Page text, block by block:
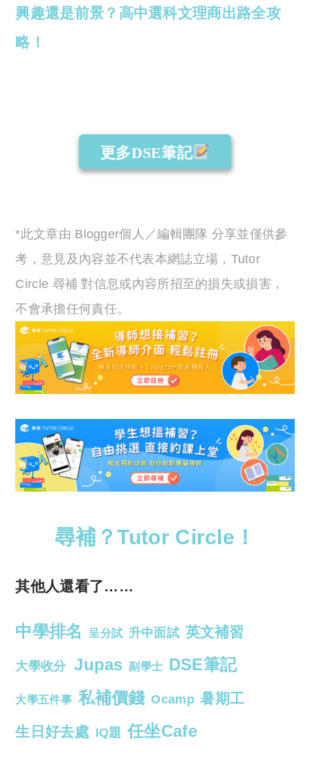
興趣還是前景？高中選科文理商出路全攻
略！
更多DSE筆記
*此文章由 Blogger個人／編輯團隊 分享並僅供參
考，意見及內容並不代表本網誌立場，Tutor
Circle 尋補 對信息或內容所招至的損失或損害，
不會承擔任何責任。
尋補？Tutor Circle！
其他人還看了……
中學排名 呈分試 升中面試 英文補習
大學收分 Jupas 副學士 DSE筆記
大學五件事 私補價錢 Ocamp 暑期工
生日好去處 IQ題 任坐Cafe